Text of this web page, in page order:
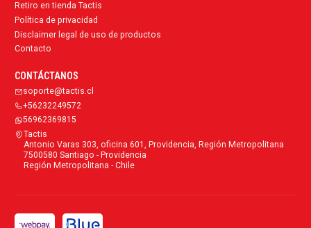
Retiro en tienda Tactis
Política de privacidad
Disclaimer legal de uso de productos
Contacto
CONTÁCTANOS
soporte@tactis.cl
+56232249572
56962369815
Tactis
Antonio Varas 303, oficina 601, Providencia, Región Metropolitana
7500580 Santiago - Providencia
Región Metropolitana - Chile